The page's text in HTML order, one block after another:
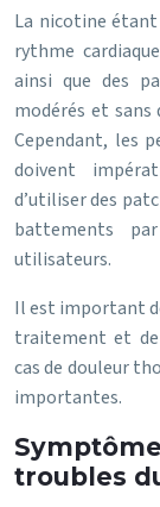
La nicotine
rythme
ainsi que des
modérés et sans
Cependant, les
doivent
d’utiliser des
battements
utilisateurs.
Il est important
traitement et
cas de douleur
importantes.
troubles